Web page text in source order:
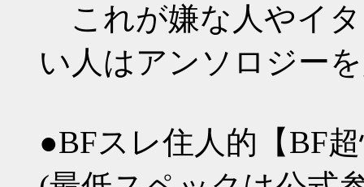
これが嫌な人やイ
い人はアンソロジー
●BFスレ住人的【BF